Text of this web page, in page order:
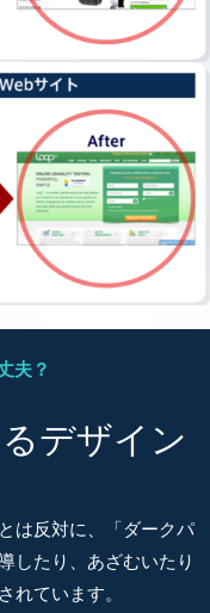
夫？
デザイン
は反対に、「ダークパ
したり、あざむいたり
れています。